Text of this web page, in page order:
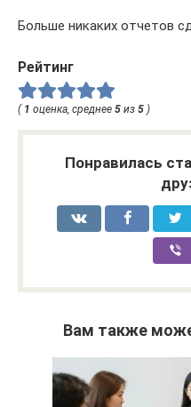
Больше никаких отчетов
Рейтинг
( 1 оценка, среднее 5 из 5 )
Понравилась
Вам также